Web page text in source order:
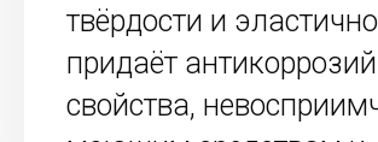
твёрдости и
придаёт
свойства,